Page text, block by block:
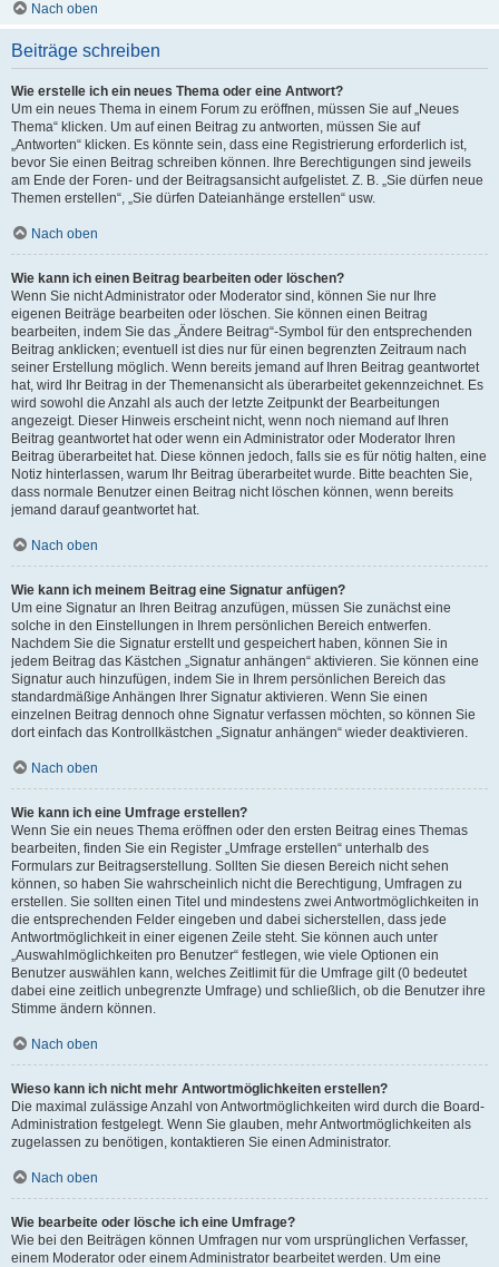
Nach oben
Beiträge schreiben
Wie erstelle ich ein neues Thema oder eine Antwort?
Um ein neues Thema in einem Forum zu eröffnen, müssen Sie auf „Neues
Thema“ klicken. Um auf einen Beitrag zu antworten, müssen Sie auf
„Antworten“ klicken. Es könnte sein, dass eine Registrierung erforderlich ist,
bevor Sie einen Beitrag schreiben können. Ihre Berechtigungen sind jeweils
am Ende der Foren- und der Beitragsansicht aufgelistet. Z. B. „Sie dürfen neue
Themen erstellen“, „Sie dürfen Dateianhänge erstellen“ usw.
Nach oben
Wie kann ich einen Beitrag bearbeiten oder löschen?
Wenn Sie nicht Administrator oder Moderator sind, können Sie nur Ihre
eigenen Beiträge bearbeiten oder löschen. Sie können einen Beitrag
bearbeiten, indem Sie das „Ändere Beitrag“-Symbol für den entsprechenden
Beitrag anklicken; eventuell ist dies nur für einen begrenzten Zeitraum nach
seiner Erstellung möglich. Wenn bereits jemand auf Ihren Beitrag geantwortet
hat, wird Ihr Beitrag in der Themenansicht als überarbeitet gekennzeichnet. Es
wird sowohl die Anzahl als auch der letzte Zeitpunkt der Bearbeitungen
angezeigt. Dieser Hinweis erscheint nicht, wenn noch niemand auf Ihren
Beitrag geantwortet hat oder wenn ein Administrator oder Moderator Ihren
Beitrag überarbeitet hat. Diese können jedoch, falls sie es für nötig halten, eine
Notiz hinterlassen, warum Ihr Beitrag überarbeitet wurde. Bitte beachten Sie,
dass normale Benutzer einen Beitrag nicht löschen können, wenn bereits
jemand darauf geantwortet hat.
Nach oben
Wie kann ich meinem Beitrag eine Signatur anfügen?
Um eine Signatur an Ihren Beitrag anzufügen, müssen Sie zunächst eine
solche in den Einstellungen in Ihrem persönlichen Bereich entwerfen.
Nachdem Sie die Signatur erstellt und gespeichert haben, können Sie in
jedem Beitrag das Kästchen „Signatur anhängen“ aktivieren. Sie können eine
Signatur auch hinzufügen, indem Sie in Ihrem persönlichen Bereich das
standardmäßige Anhängen Ihrer Signatur aktivieren. Wenn Sie einen
einzelnen Beitrag dennoch ohne Signatur verfassen möchten, so können Sie
dort einfach das Kontrollkästchen „Signatur anhängen“ wieder deaktivieren.
Nach oben
Wie kann ich eine Umfrage erstellen?
Wenn Sie ein neues Thema eröffnen oder den ersten Beitrag eines Themas
bearbeiten, finden Sie ein Register „Umfrage erstellen“ unterhalb des
Formulars zur Beitragserstellung. Sollten Sie diesen Bereich nicht sehen
können, so haben Sie wahrscheinlich nicht die Berechtigung, Umfragen zu
erstellen. Sie sollten einen Titel und mindestens zwei Antwortmöglichkeiten in
die entsprechenden Felder eingeben und dabei sicherstellen, dass jede
Antwortmöglichkeit in einer eigenen Zeile steht. Sie können auch unter
„Auswahlmöglichkeiten pro Benutzer“ festlegen, wie viele Optionen ein
Benutzer auswählen kann, welches Zeitlimit für die Umfrage gilt (0 bedeutet
dabei eine zeitlich unbegrenzte Umfrage) und schließlich, ob die Benutzer ihre
Stimme ändern können.
Nach oben
Wieso kann ich nicht mehr Antwortmöglichkeiten erstellen?
Die maximal zulässige Anzahl von Antwortmöglichkeiten wird durch die Board-
Administration festgelegt. Wenn Sie glauben, mehr Antwortmöglichkeiten als
zugelassen zu benötigen, kontaktieren Sie einen Administrator.
Nach oben
Wie bearbeite oder lösche ich eine Umfrage?
Wie bei den Beiträgen können Umfragen nur vom ursprünglichen Verfasser,
einem Moderator oder einem Administrator bearbeitet werden. Um eine